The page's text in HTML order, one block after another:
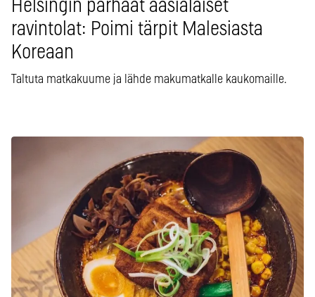
Helsingin parhaat aasialaiset
ravintolat: Poimi tärpit Malesiasta
Koreaan
Taltuta matkakuume ja lähde makumatkalle kaukomaille.